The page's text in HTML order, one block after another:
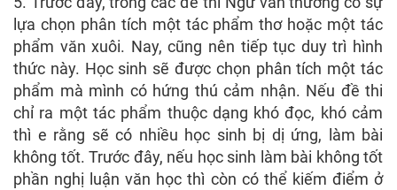
lựa chọn phân tích một tác phẩm thơ hoặc một tác
phẩm văn xuôi. Nay, cũng nên tiếp tục duy trì hình
thức này. Học sinh sẽ được chọn phân tích một tác
phẩm mà mình có hứng thú cảm nhận. Nếu đề thi
chỉ ra một tác phẩm thuộc dạng khó đọc, khó cảm
thì e rằng sẽ có nhiều học sinh bị dị ứng, làm bài
không tốt. Trước đây, nếu học sinh làm bài không tốt
phần nghị luận văn học thì còn có thể kiếm điểm ở